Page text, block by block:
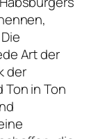
Art der
der
Ton in Ton